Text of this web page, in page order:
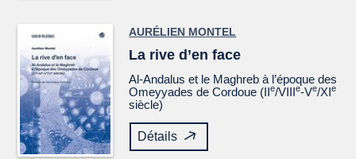
AURÉLIEN MONTEL
La rive d’en face
Al-Andalus et le Maghreb à l’époque des
Omeyyades de Cordoue (IIe/VIIIe-Ve/XIe
siècle)
Détails